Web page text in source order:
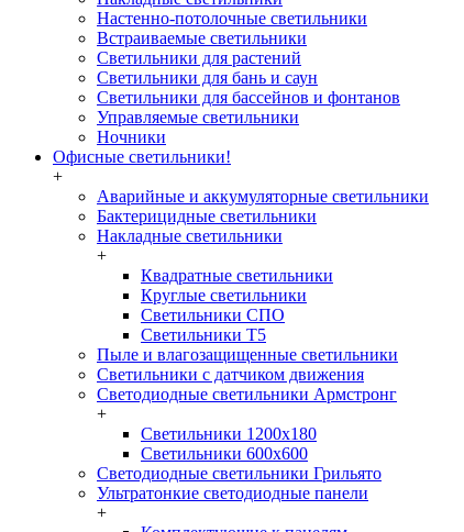
Настенно-потолочные светильники
Встраиваемые светильники
Светильники для растений
Светильники для бань и саун
Светильники для бассейнов и фонтанов
Управляемые светильники
Ночники
Офисные светильники!
+
Аварийные и аккумуляторные светильники
Бактерицидные светильники
Накладные светильники
+
Квадратные светильники
Круглые светильники
Светильники СПО
Светильники Т5
Пыле и влагозащищенные светильники
Светильники с датчиком движения
Светодиодные светильники Армстронг
+
Светильники 1200х180
Светильники 600х600
Светодиодные светильники Грильято
Ультратонкие светодиодные панели
+